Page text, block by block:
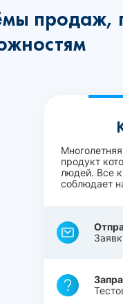
продаж,
продукт
людей. Все
соблюдает